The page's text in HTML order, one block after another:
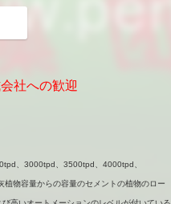
社への歓迎
、3000tpd、3500tpd、4000tpd、
物容量からの容量のセメントの植物のロー